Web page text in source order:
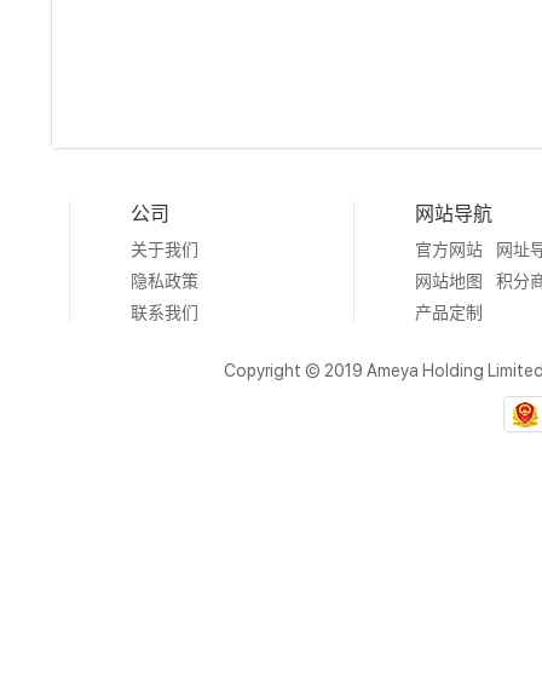
公司
关于我们
隐私政策
联系我们
网站导航
官方网站
网址
网站地图
积分
产品定制
Copyright © 2019 Ameya Holding